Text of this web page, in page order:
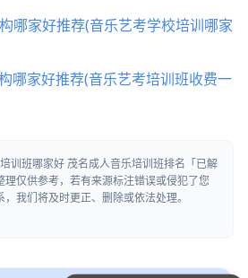
哪家好推荐(音乐艺考学校培训哪家
哪家好推荐(音乐艺考培训班收费一
训班哪家好 茂名成人音乐培训班排名「已解
仅供参考，若有来源标注错误或侵犯了您
我们将及时更正、删除或依法处理。